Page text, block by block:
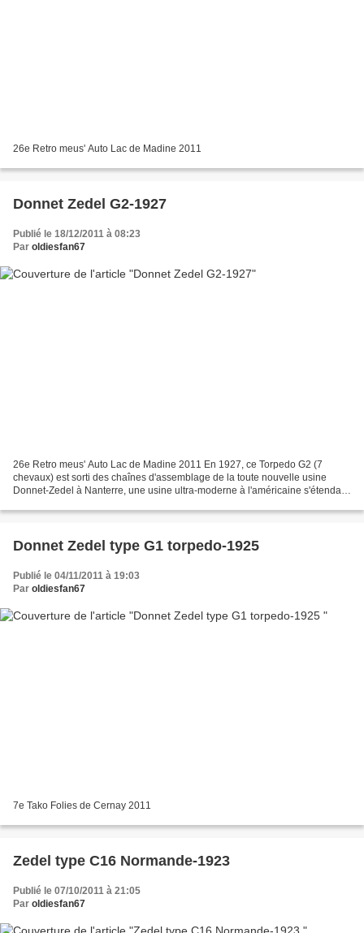
26e Retro meus' Auto Lac de Madine 2011
Donnet Zedel G2-1927
Publié le 18/12/2011 à 08:23
Par oldiesfan67
26e Retro meus' Auto Lac de Madine 2011 En 1927, ce Torpedo G2 (7
chevaux) est sorti des chaînes d'assemblage de la toute nouvelle usine
Donnet-Zedel à Nanterre, une usine ultra-moderne à l'américaine s'étendant
Donnet Zedel type G1 torpedo-1925
Publié le 04/11/2011 à 19:03
Par oldiesfan67
7e Tako Folies de Cernay 2011
Zedel type C16 Normande-1923
Publié le 07/10/2011 à 21:05
Par oldiesfan67